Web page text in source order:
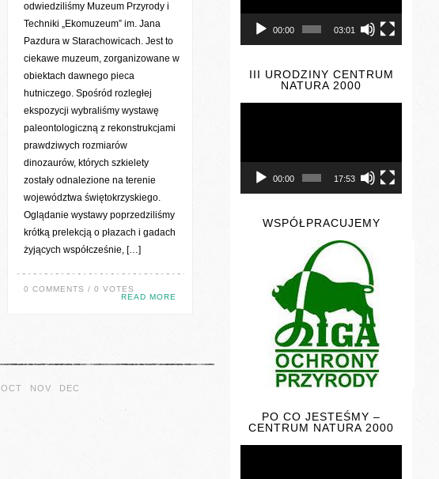
00:00 03:01
III URODZINY CENTRUM
NATURA 2000
00:00 17:53
WSPÓŁPRACUJEMY
PO CO JESTEŚMY –
CENTRUM NATURA 2000
odwiedziliśmy Muzeum Przyrody i
Techniki „Ekomuzeum” im. Jana
Pazdura w Starachowicach. Jest to
ciekawe muzeum, zorganizowane w
obiektach dawnego pieca
hutniczego. Spośród rozległej
ekspozycji wybraliśmy wystawę
paleontologiczną z rekonstrukcjami
prawdziwych rozmiarów
dinozaurów, których szkielety
zostały odnalezione na terenie
województwa świętokrzyskiego.
Oglądanie wystawy poprzedziliśmy
krótką prelekcją o płazach i gadach
żyjących współcześnie, […]
0 COMMENTS / 0 VOTES
READ MORE
OCT NOV DEC